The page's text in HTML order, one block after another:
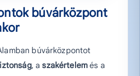
búvárközpont
búvárközpontot
, aszakértelem és a